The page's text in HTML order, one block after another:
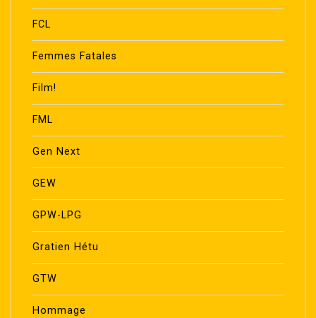
FCL
Femmes Fatales
Film!
FML
Gen Next
GEW
GPW-LPG
Gratien Hétu
GTW
Hommage